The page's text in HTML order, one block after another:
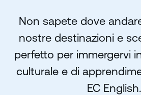
Non sapete dove
nostre destinazioni e
perfetto per immergervi
culturale e di
EC English.